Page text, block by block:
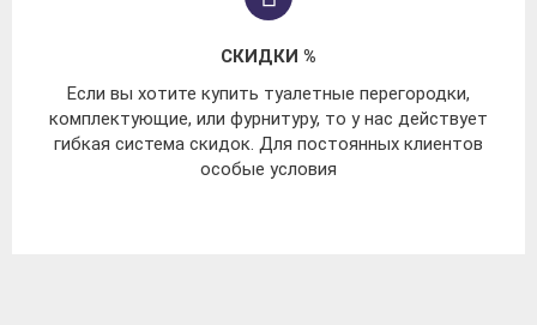
СКИДКИ %
Если вы хотите купить туалетные перегородки,
комплектующие, или фурнитуру, то у нас действует
гибкая система скидок. Для постоянных клиентов
особые условия